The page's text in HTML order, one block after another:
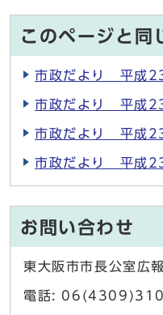
このページと同
市政だより 平成
市政だより 平成
市政だより 平成
市政だより 平成
お問い合わせ
東大阪市市長公室広
電話: